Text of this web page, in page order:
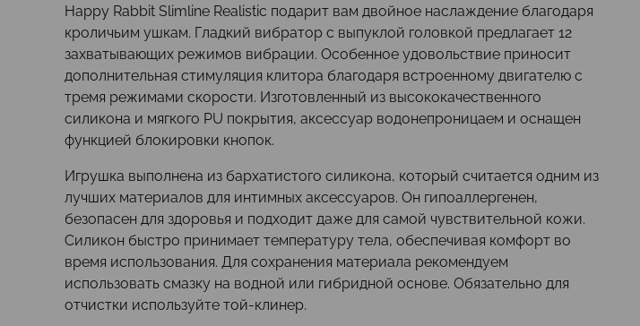
Happy Rabbit Slimline Realistic подарит вам двойное наслаждение благодаря
кроличьим ушкам. Гладкий вибратор с выпуклой головкой предлагает 12
захватывающих режимов вибрации. Особенное удовольствие приносит
дополнительная стимуляция клитора благодаря встроенному двигателю с
тремя режимами скорости. Изготовленный из высококачественного
силикона и мягкого PU покрытия, аксессуар водонепроницаем и оснащен
функцией блокировки кнопок.
Игрушка выполнена из бархатистого силикона, который считается одним из
лучших материалов для интимных аксессуаров. Он гипоаллергенен,
безопасен для здоровья и подходит даже для самой чувствительной кожи.
Силикон быстро принимает температуру тела, обеспечивая комфорт во
время использования. Для сохранения материала рекомендуем
использовать смазку на водной или гибридной основе. Обязательно для
отчистки используйте той-клинер.